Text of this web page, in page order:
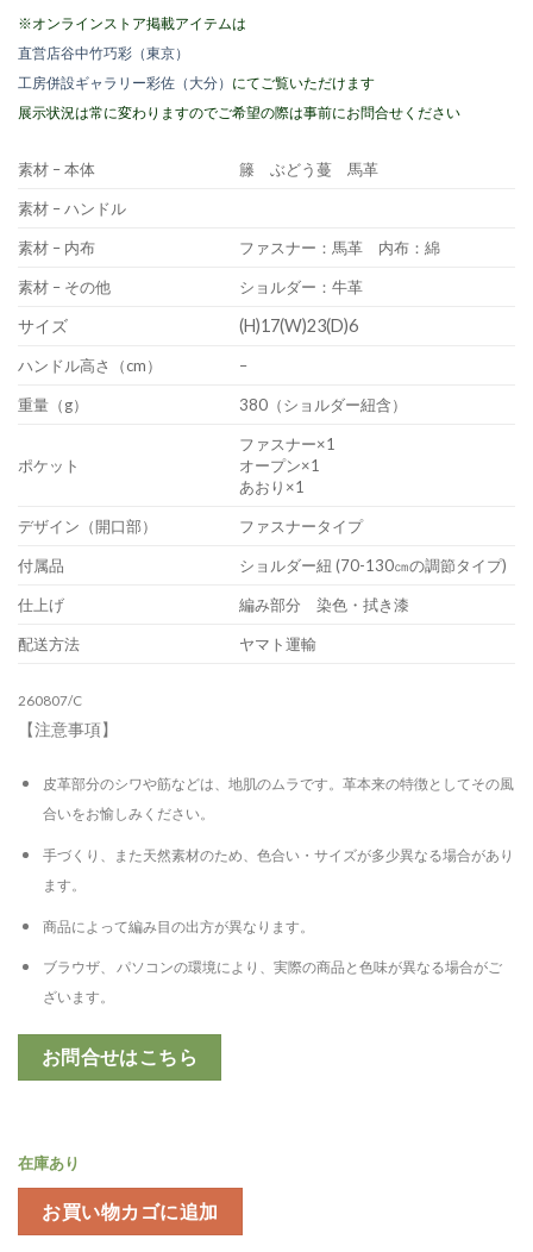
※オンラインストア掲載アイテムは
直営店谷中竹巧彩（東京）
工房併設ギャラリー彩佐（大分） にてご覧いただけます
展示状況は常に変わりますのでご希望の際は事前にお問合せください
素材 – 本体 籐 ぶどう蔓 馬革
素材 – ハンドル
素材 – 内布 ファスナー：馬革 内布：綿
素材 – その他 ショルダー：牛革
サイズ (H)17(W)23(D)6
ハンドル高さ（cm） –
重量（g） 380（ショルダー紐含）
ポケット
ファスナー×1
オープン×1
あおり×1
デザイン（開口部） ファスナータイプ
付属品 ショルダー紐 (70-130㎝の調節タイプ)
仕上げ 編み部分 染色・拭き漆
配送方法 ヤマト運輸
260807/C
【注意事項】
皮革部分のシワや筋などは、地肌のムラです。革本来の特徴としてその風
合いをお愉しみください。
手づくり、また天然素材のため、色合い・サイズが多少異なる場合があり
ます。
商品によって編み目の出方が異なります。
ブラウザ、 パソコンの環境により、実際の商品と色味が異なる場合がご
ざいます。
お問合せはこちら
在庫あり
お買い物カゴに追加